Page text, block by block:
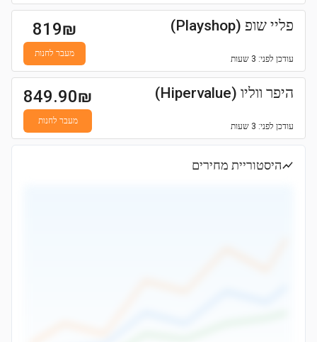
פליי שופ (Playshop)
עודכן לפני: 3 שעות
819₪
מעבר לחנות
היפר ווליו (Hipervalue)
עודכן לפני: 3 שעות
849.90₪
מעבר לחנות
היסטוריית מחירים